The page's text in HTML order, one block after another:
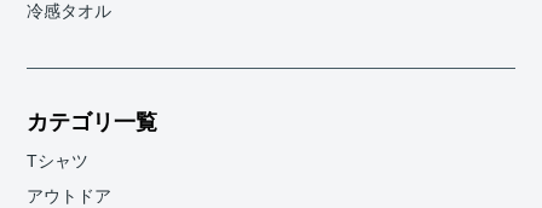
冷感タオル
カテゴリ一覧
Tシャツ
アウトドア